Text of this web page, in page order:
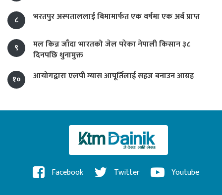
८ भरतपुर अस्पताललाई बिमामार्फत एक वर्षमा एक अर्ब प्राप्त
९
मल किन्न जाँदा भारतको जेल परेका नेपाली किसान ३८
दिनपछि थुनामुक्त
१०
आयोगद्वारा एलपी ग्यास आपूर्तिलाई सहज बनाउन आग्रह
Facebook Twitter Youtube